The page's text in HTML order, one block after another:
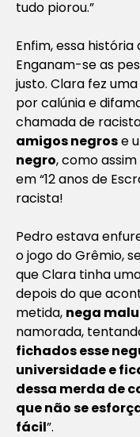
tudo piorou.”
Enfim, essa
Enganam-se as
justo. Clara fez
por calúnia e
chamada de
amigos negrose
negro, como
em “12 anos de
racista!
Pedro estava
o jogo do Grêmio,
que Clara tinha
depois do que
metida, nega
namorada,
fichados esse
universidade e
dessa merda de
que não se
fácil”.